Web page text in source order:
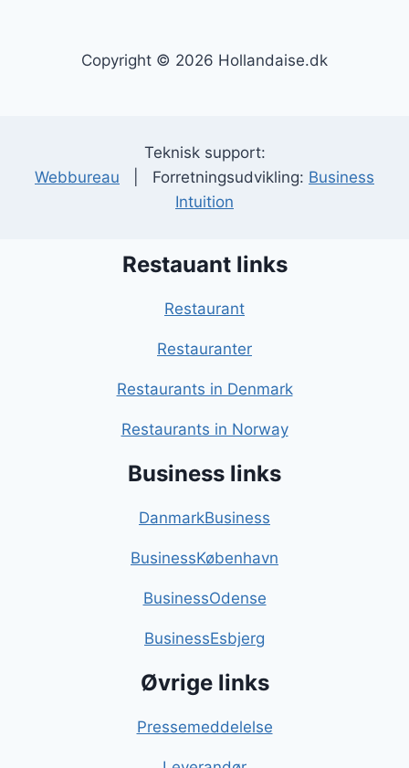
Copyright © 2026 Hollandaise.dk
Teknisk support:
Webbureau | Forretningsudvikling: Business
Intuition
Restauant links
Restaurant
Restauranter
Restaurants in Denmark
Restaurants in Norway
Business links
DanmarkBusiness
BusinessKøbenhavn
BusinessOdense
BusinessEsbjerg
Øvrige links
Pressemeddelelse